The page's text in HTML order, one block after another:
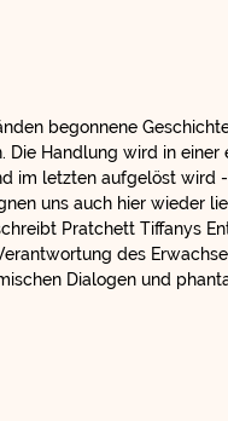
begonnene
Die Handlung wird in einer
im letzten aufgelöst wird
uns auch hier wieder
Pratchett Tiffanys
des
Dialogen und